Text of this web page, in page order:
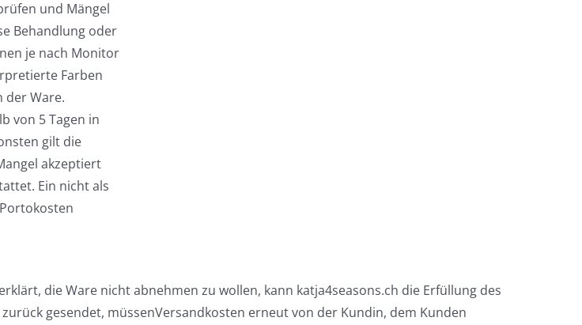
und Mängel
Behandlung oder
je nach Monitor
Farben
der Ware.
von 5 Tagen in
gilt die
akzeptiert
Ein nicht als
die Ware nicht abnehmen zu wollen, kann katja4seasons.ch die Erfüllung des
gesendet, müssenVersandkosten erneut von der Kundin, dem Kunden